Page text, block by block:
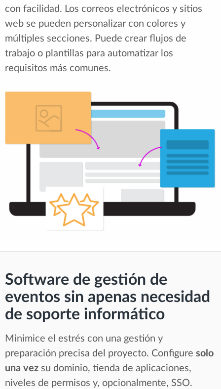
con facilidad. Los correos electrónicos y sitios
web se pueden personalizar con colores y
múltiples secciones. Puede crear flujos de
trabajo o plantillas para automatizar los
requisitos más comunes.
Software de gestión de
eventos sin apenas necesidad
de soporte informático
Minimice el estrés con una gestión y
preparación precisa del proyecto. Configure solo
una vez su dominio, tienda de aplicaciones,
niveles de permisos y, opcionalmente, SSO.